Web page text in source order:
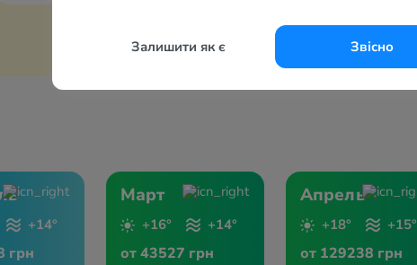
Залишити як є Звісно
+14°
грн
Март
+16° +14°
от 43527 грн
Апрель
+18° +15°
от 129238 грн